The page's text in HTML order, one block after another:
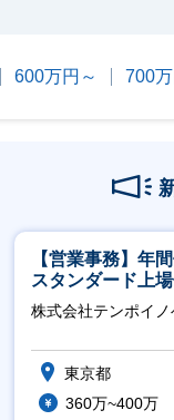
600万円～ 700
【営業事務】年
スタンダード上
株式会社テンポイ
東京都
360万~400万